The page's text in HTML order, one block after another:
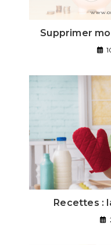
Supprimer
Recettes :